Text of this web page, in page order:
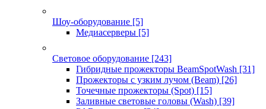
Шоу-оборудование [5]
Медиасерверы [5]
Световое оборудование [243]
Гибридные прожекторы BeamSpotWash [31]
Прожекторы с узким лучом (Beam) [26]
Точечные прожекторы (Spot) [15]
Заливные световые головы (Wash) [39]